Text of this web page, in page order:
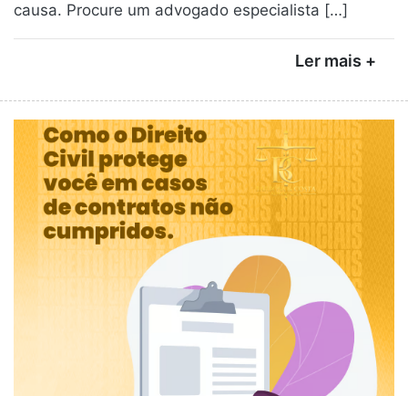
causa. Procure um advogado especialista […]
Ler mais +